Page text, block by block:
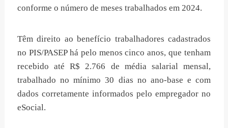
conforme o número de meses trabalhados em 2024.
Têm direito ao benefício trabalhadores cadastrados
no PIS/PASEP há pelo menos cinco anos, que tenham
recebido até R$ 2.766 de média salarial mensal,
trabalhado no mínimo 30 dias no ano-base e com
dados corretamente informados pelo empregador no
eSocial.